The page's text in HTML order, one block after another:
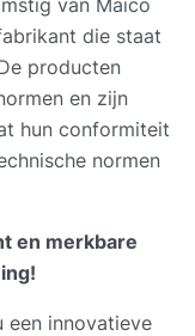
die staat
producten
en zijn
hun conformiteit
normen
en merkbare
een innovatieve